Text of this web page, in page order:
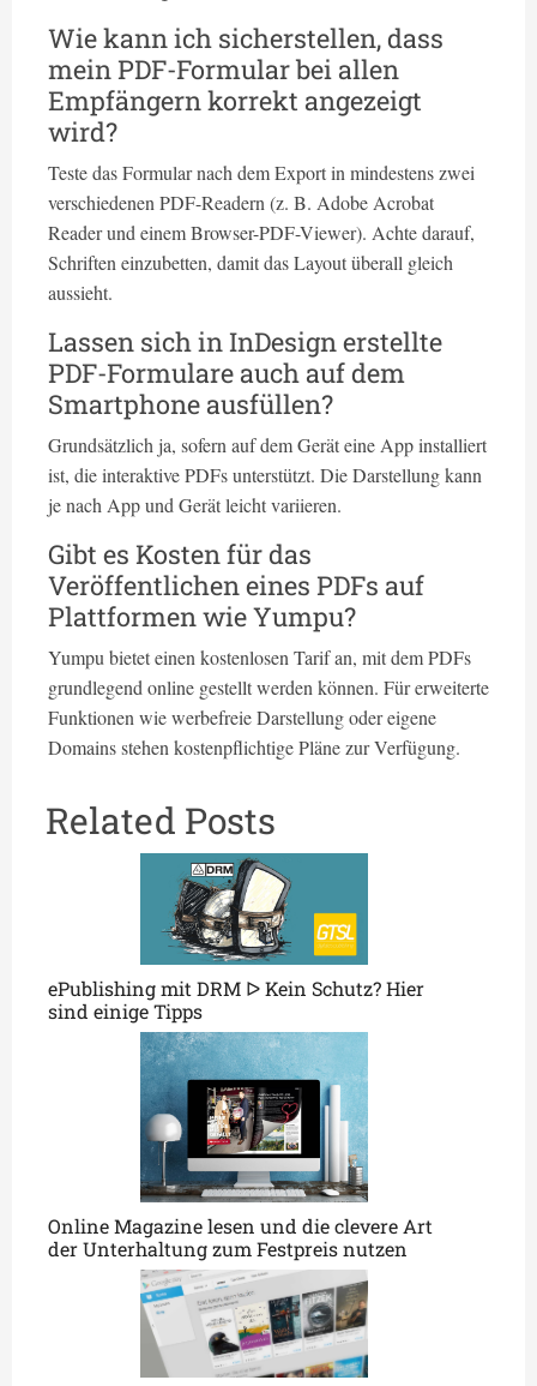
Wie kann ich sicherstellen, dass
mein PDF-Formular bei allen
Empfängern korrekt angezeigt
wird?
Teste das Formular nach dem Export in mindestens zwei
verschiedenen PDF-Readern (z. B. Adobe Acrobat
Reader und einem Browser-PDF-Viewer). Achte darauf,
Schriften einzubetten, damit das Layout überall gleich
aussieht.
Lassen sich in InDesign erstellte
PDF-Formulare auch auf dem
Smartphone ausfüllen?
Grundsätzlich ja, sofern auf dem Gerät eine App installiert
ist, die interaktive PDFs unterstützt. Die Darstellung kann
je nach App und Gerät leicht variieren.
Gibt es Kosten für das
Veröffentlichen eines PDFs auf
Plattformen wie Yumpu?
Yumpu bietet einen kostenlosen Tarif an, mit dem PDFs
grundlegend online gestellt werden können. Für erweiterte
Funktionen wie werbefreie Darstellung oder eigene
Domains stehen kostenpflichtige Pläne zur Verfügung.
ePublishing mit DRM ᐅ Kein Schutz? Hier
sind einige Tipps
Online Magazine lesen und die clevere Art
der Unterhaltung zum Festpreis nutzen